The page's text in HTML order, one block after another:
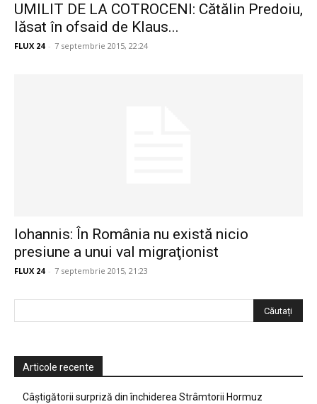
UMILIT DE LA COTROCENI: Cătălin Predoiu,
lăsat în ofsaid de Klaus...
FLUX 24 - 7 septembrie 2015, 22:24
Iohannis: În România nu există nicio
presiune a unui val migraţionist
FLUX 24 - 7 septembrie 2015, 21:23
Articole recente
Câștigătorii surpriză din închiderea Strâmtorii Hormuz